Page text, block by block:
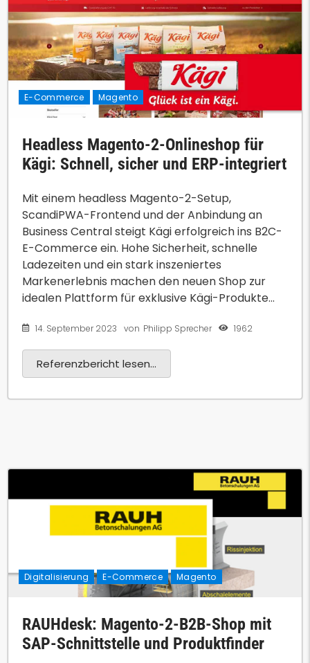
E-Commerce Magento
Headless Magento-2-Onlineshop für
Kägi: Schnell, sicher und ERP-integriert
14. September 2023 von Philipp Sprecher 1962
Mit einem headless Magento-2-Setup,
ScandiPWA-Frontend und der Anbindung an
Business Central steigt Kägi erfolgreich ins B2C-
E-Commerce ein. Hohe Sicherheit, schnelle
Ladezeiten und ein stark inszeniertes
Markenerlebnis machen den neuen Shop zur
idealen Plattform für exklusive Kägi-Produkte...
Referenzbericht lesen...
Digitalisierung E-Commerce Magento
RAUHdesk: Magento-2-B2B-Shop mit
SAP-Schnittstelle und Produktfinder